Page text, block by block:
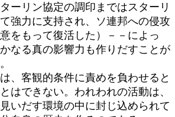
ーリン協定の調印まではスターリ
強力に支持され、ソ連邦への侵攻
をもって復活した）－－によっ
なる真の影響力も作りだすことが
、客観的条件に責めを負わせると
はできない。われわれの活動は、
いだす環境の中に封じ込められて